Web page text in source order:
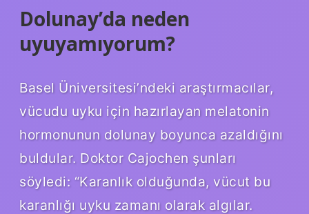
Dolunay’da neden
uyuyamıyorum?
Basel Üniversitesi’ndeki araştırmacılar,
vücudu uyku için hazırlayan melatonin
hormonunun dolunay boyunca azaldığını
buldular. Doktor Cajochen şunları
söyledi: “Karanlık olduğunda, vücut bu
karanlığı uyku zamanı olarak algılar.